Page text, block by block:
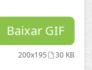
Baixar GIF
200x195 30 KB